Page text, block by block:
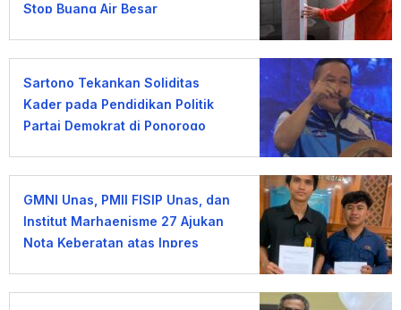
Stop Buang Air Besar
Sartono Tekankan Soliditas
Kader pada Pendidikan Politik
Partai Demokrat di Ponorogo
GMNI Unas, PMII FISIP Unas, dan
Institut Marhaenisme 27 Ajukan
Nota Keberatan atas Inpres